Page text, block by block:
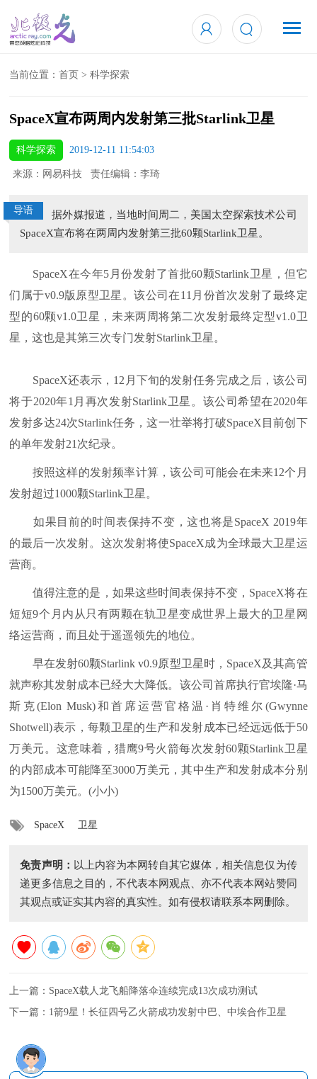
当前位置：首页 >科学探索
SpaceX宣布两周内发射第三批Starlink卫星
科学探索 2019-12-11 11:54:03
来源：网易科技 责任编辑：李琦
导语
据外媒报道，当地时间周二，美国太空探索技术公司
SpaceX宣布将在两周内发射第三批60颗Starlink卫星。
SpaceX在今年5月份发射了首批60颗Starlink卫星，但它
们属于v0.9版原型卫星。该公司在11月份首次发射了最终定
型的60颗v1.0卫星，未来两周将第二次发射最终定型v1.0卫
星，这也是其第三次专门发射Starlink卫星。
SpaceX还表示，12月下旬的发射任务完成之后，该公司
将于2020年1月再次发射Starlink卫星。该公司希望在2020年
发射多达24次Starlink任务，这一壮举将打破SpaceX目前创下
的单年发射21次纪录。
按照这样的发射频率计算，该公司可能会在未来12个月
发射超过1000颗Starlink卫星。
如果目前的时间表保持不变，这也将是SpaceX 2019年
的最后一次发射。这次发射将使SpaceX成为全球最大卫星运
营商。
值得注意的是，如果这些时间表保持不变，SpaceX将在
短短9个月内从只有两颗在轨卫星变成世界上最大的卫星网
络运营商，而且处于遥遥领先的地位。
早在发射60颗Starlink v0.9原型卫星时，SpaceX及其高管
就声称其发射成本已经大大降低。该公司首席执行官埃隆·马
斯克(Elon Musk)和首席运营官格温·肖特维尔(Gwynne
Shotwell)表示，每颗卫星的生产和发射成本已经远远低于50
万美元。这意味着，猎鹰9号火箭每次发射60颗Starlink卫星
的内部成本可能降至3000万美元，其中生产和发射成本分别
为1500万美元。(小小)
SpaceX 卫星
免责声明： 以上内容为本网转自其它媒体，相关信息仅为传
递更多信息之目的，不代表本网观点、亦不代表本网站赞同
其观点或证实其内容的真实性。如有侵权请联系本网删除。
上一篇： SpaceX载人龙飞船降落伞连续完成13次成功测试
下一篇： 1箭9星！长征四号乙火箭成功发射中巴、中埃合作卫星